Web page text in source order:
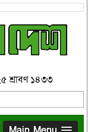
শ্রাবণ ১৪৩৩